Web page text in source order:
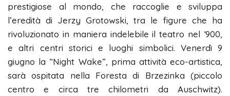
prestigiose al mondo, che raccoglie e sviluppa
l’eredità di Jerzy Grotowski, tra le figure che ha
rivoluzionato in maniera indelebile il teatro nel ‘900,
e altri centri storici e luoghi simbolici. Venerdì 9
giugno la “Night Wake”, prima attività eco-artistica,
sarà ospitata nella Foresta di Brzezinka (piccolo
centro e circa tre chilometri da Auschwitz).